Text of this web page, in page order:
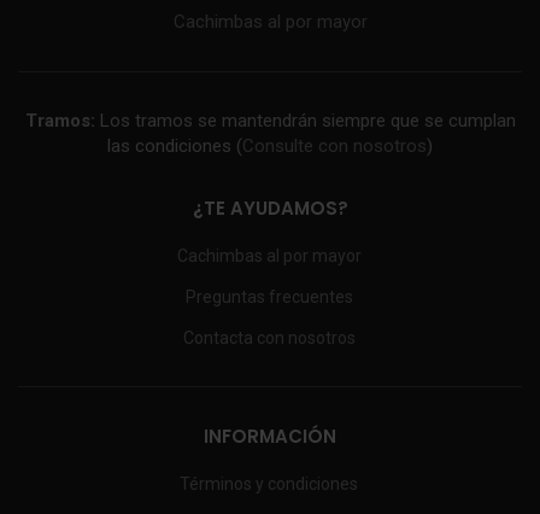
Cachimbas al por mayor
Tramos: Los tramos se mantendrán siempre que se cumplan
las condiciones (Consulte con nosotros)
¿TE AYUDAMOS?
Cachimbas al por mayor
Preguntas frecuentes
Contacta con nosotros
INFORMACIÓN
Términos y condiciones